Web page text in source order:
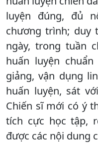
luyện đúng, đủ
chương trình; duy
ngày, trong tuần
huấn luyện
giảng, vận dụng
huấn luyện, sát
Chiến sĩ mới có ý
tích cực học tập,
được các nội dung